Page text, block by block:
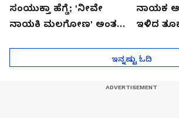
ಸಂಯುಕ್ತಾ ಹೆಗ್ಡೆ; 'ನೀವೇ
ನಾಯಕಿ ಮಲಗೋಣ' ಅಂತ
ನಾಯಕ
ಇಳಿದ
ಇನ್ನಷ್ಟು ಓದಿ